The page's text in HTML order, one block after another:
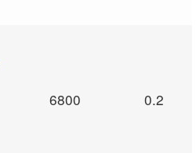
6800 0.2